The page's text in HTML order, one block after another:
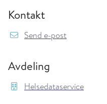
Kontakt
Send e-post
Avdeling
Helsedataservice